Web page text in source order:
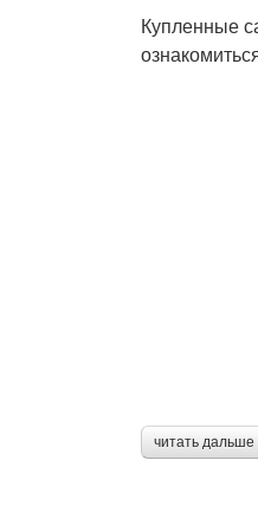
Купленные
читать